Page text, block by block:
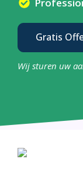
Gratis
Wij sturen uw